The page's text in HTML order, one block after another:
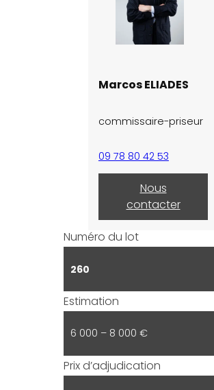
Marcos ELIADES
commissaire-priseur
09 78 80 42 53
Nous
contacter
Numéro du lot
260
Estimation
6 000 – 8 000 €
Prix d’adjudication